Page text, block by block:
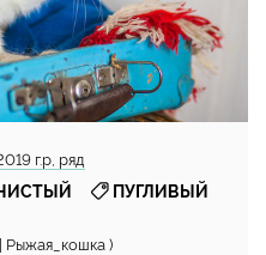
г.р, ряд
ПУГЛИВЫЙ
Рыжая_кошка )